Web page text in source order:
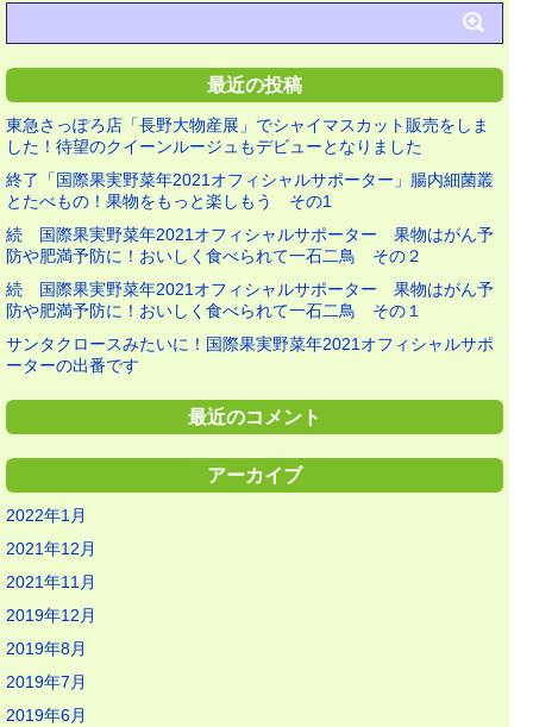
最近の投稿
東急さっぽろ店「長野大物産展」でシャイマスカット販売をしま
した！待望のクイーンルージュもデビューとなりました
終了「国際果実野菜年2021オフィシャルサポーター」腸内細菌叢
とたべもの！果物をもっと楽しもう その1
続 国際果実野菜年2021オフィシャルサポーター 果物はがん予
防や肥満予防に！おいしく食べられて一石二鳥 その２
続 国際果実野菜年2021オフィシャルサポーター 果物はがん予
防や肥満予防に！おいしく食べられて一石二鳥 その１
サンタクロースみたいに！国際果実野菜年2021オフィシャルサポ
ーターの出番です
最近のコメント
アーカイブ
2022年1月
2021年12月
2021年11月
2019年12月
2019年8月
2019年7月
2019年6月